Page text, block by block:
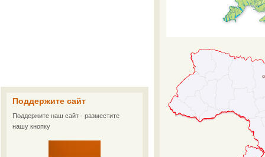
Поддержите сайт
Поддержите наш сайт - разместите
нашу кнопку